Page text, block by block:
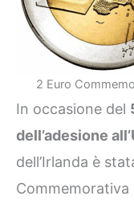
2 Euro
In occasione del
dell’adesione
dell’Irlanda è
Commemorativa